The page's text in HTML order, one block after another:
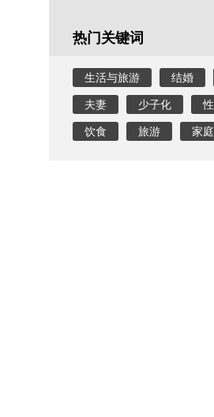
热门关键词
生活与旅游 结婚
夫妻 少子化 性
饮食 旅游 家庭